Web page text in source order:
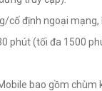
cố định ngoại
phút (tối đa 1500
bao gồm